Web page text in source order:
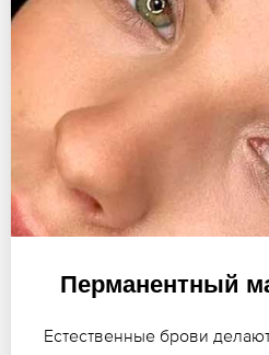
Перманентный
Естественные брови